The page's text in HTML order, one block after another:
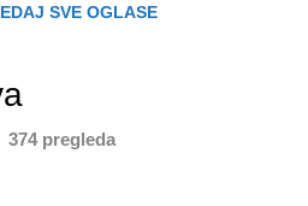
SVE OGLASE
374 pregleda